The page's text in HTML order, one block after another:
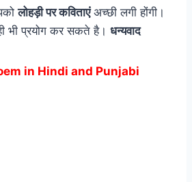
लोहड़ी पर कविताएंअच्छी लगी होंगी।
भी प्रयोग कर सकते है। धन्यवाद
in Hindi and Punjabi